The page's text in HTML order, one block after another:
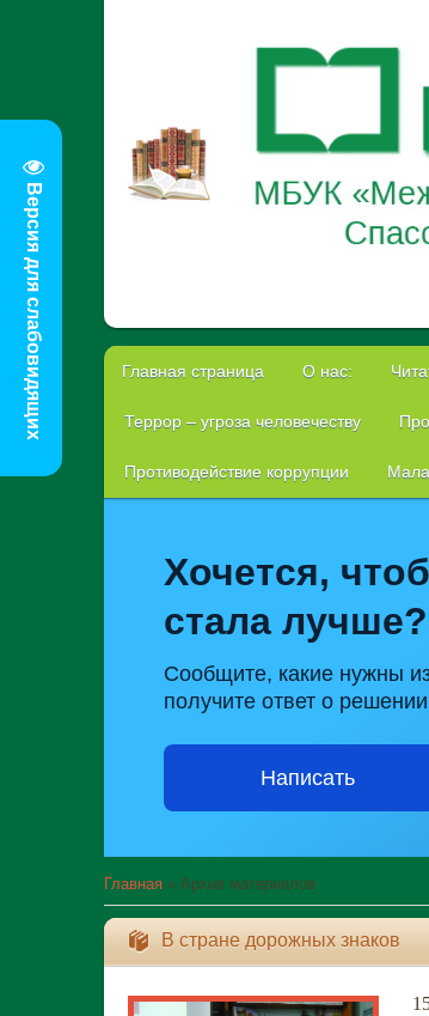
Версия для слабовидящих Главная страница О нас:
Террор – угроза человечеству
Противодействие коррупции
Хочется,
стала лучше?
Сообщите, какие нужны
получите ответ о решении
Написать
Главная » Архив материалов
В стране дорожных знаков